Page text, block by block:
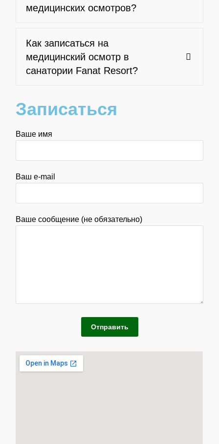
медицинских осмотров?
Как записаться на
медицинский осмотр в
санатории Fanat Resort?
Записаться
Ваше имя
Ваш e-mail
Ваше сообщение (не обязательно)
Отправить